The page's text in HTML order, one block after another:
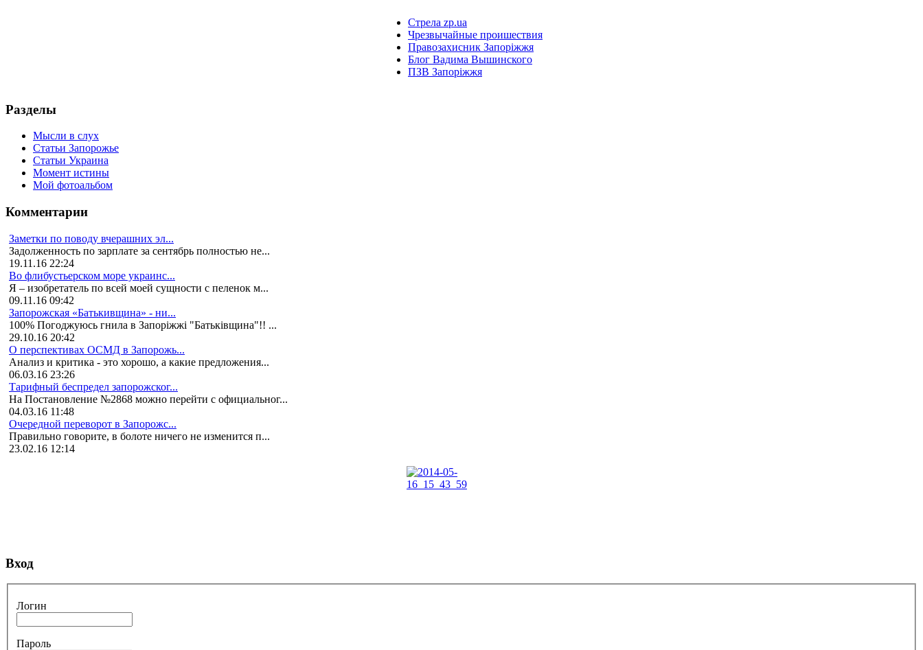
Стрела zp.ua
Чрезвычайные проишествия
Правозахисник Запоріжжя
Блог Вадима Вышинского
ПЗВ Запоріжжя
Разделы
Мысли в слух
Статьи Запорожье
Статьи Украина
Момент истины
Мой фотоальбом
Комментарии
Заметки по поводу вчерашних эл...
Задолженность по зарплате за сентябрь полностью не...
19.11.16 22:24
Во флибустьерском море украинс...
Я – изобретатель по всей моей сущности с пеленок м...
09.11.16 09:42
Запорожская «Батькивщина» - ни...
100% Погоджуюсь гнила в Запоріжжі "Батьківщина"!! ...
29.10.16 20:42
О перспективах ОСМД в Запорожь...
Анализ и критика - это хорошо, а какие предложения...
06.03.16 23:26
Тарифный беспредел запорожског...
На Постановление №2868 можно перейти с официальног...
04.03.16 11:48
Очередной переворот в Запорожс...
Правильно говорите, в болоте ничего не изменится п...
23.02.16 12:14
Вход
Логин
Пароль